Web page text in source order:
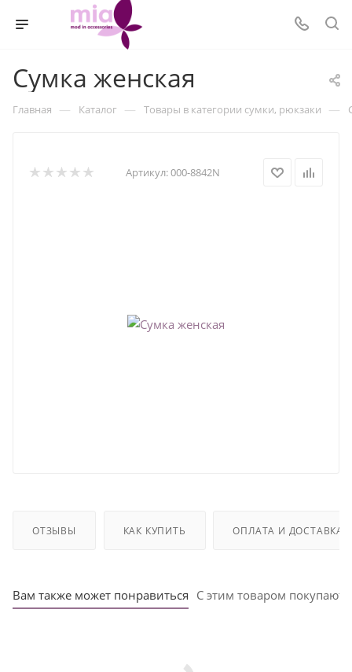
Сумка женская
Главная — Каталог — Товары в категории сумки, рюкзаки —
Артикул:000-8842N
ОТЗЫВЫ КАК КУПИТЬ ОПЛАТА И ДОСТАВКА
Вам также может понравиться С этим товаром покупают